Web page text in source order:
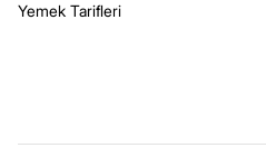
Yemek Tarifleri